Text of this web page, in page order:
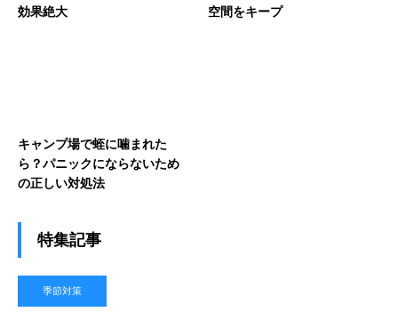
効果絶大
空間をキープ
キャンプ場で蛭に噛まれた
ら？パニックにならないため
の正しい対処法
特集記事
季節対策